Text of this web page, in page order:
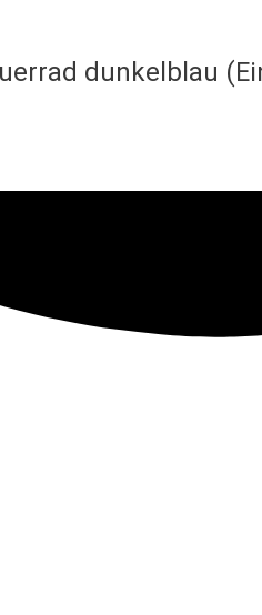
dunkelblau